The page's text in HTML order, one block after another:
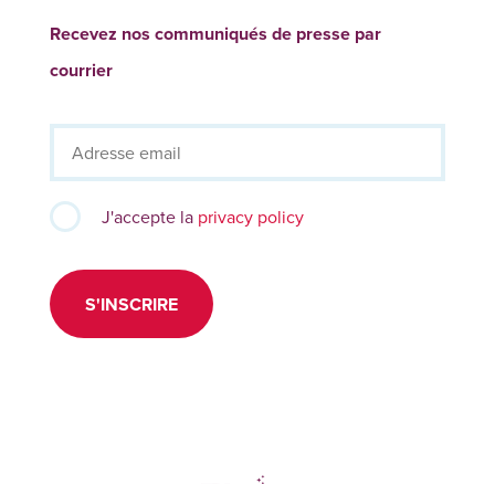
Recevez nos communiqués de presse par
courrier
J'accepte la privacy policy
S'INSCRIRE